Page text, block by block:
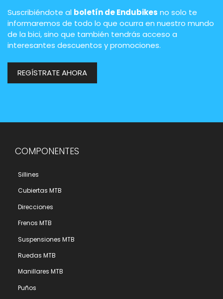
Suscribiéndote al boletín de Endubikes no solo te
informaremos de todo lo que ocurra en nuestro mundo
de la bici, sino que también tendrás acceso a
interesantes descuentos y promociones.
REGÍSTRATE AHORA
COMPONENTES
Sillines
Cubiertas MTB
Direcciones
Frenos MTB
Suspensiones MTB
Ruedas MTB
Manillares MTB
Puños